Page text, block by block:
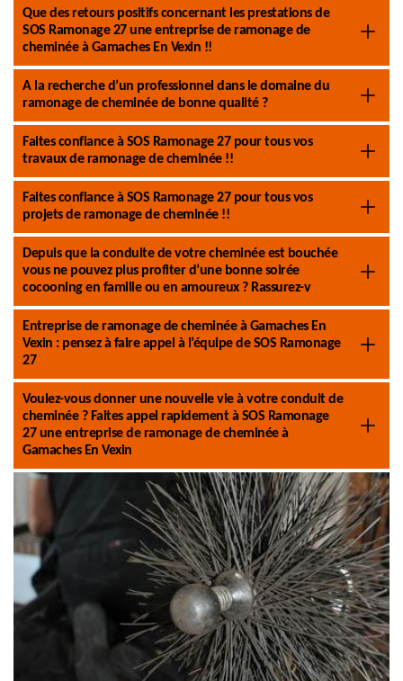
Que des retours positifs concernant les prestations de
SOS Ramonage 27 une entreprise de ramonage de
cheminée à Gamaches En Vexin !!
A la recherche d’un professionnel dans le domaine du
ramonage de cheminée de bonne qualité ?
Faites confiance à SOS Ramonage 27 pour tous vos
travaux de ramonage de cheminée !!
Faites confiance à SOS Ramonage 27 pour tous vos
projets de ramonage de cheminée !!
Depuis que la conduite de votre cheminée est bouchée
vous ne pouvez plus profiter d’une bonne soirée
cocooning en famille ou en amoureux ? Rassurez-v
Entreprise de ramonage de cheminée à Gamaches En
Vexin : pensez à faire appel à l’équipe de SOS Ramonage
27
Voulez-vous donner une nouvelle vie à votre conduit de
cheminée ? Faites appel rapidement à SOS Ramonage
27 une entreprise de ramonage de cheminée à
Gamaches En Vexin